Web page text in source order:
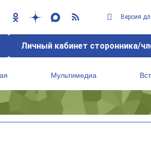
Версия
Личный кабинет сторонника/
Мультимедиа